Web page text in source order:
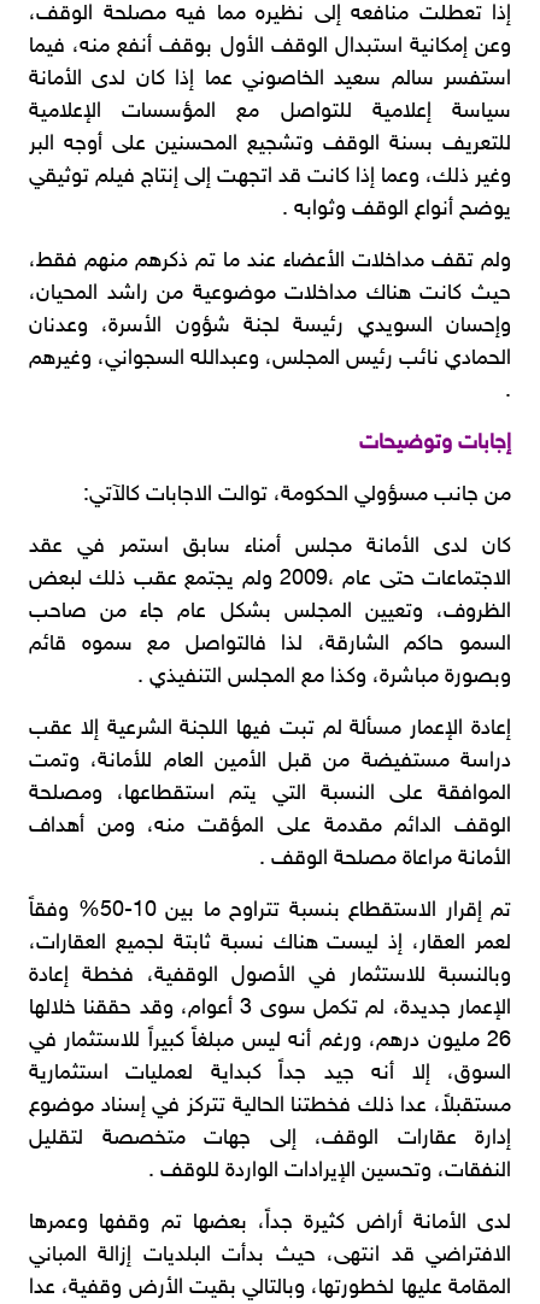
إذا تعطلت منافعه إلى نظيره مما فيه مصلحة الوقف،
وعن إمكانية استبدال الوقف الأول بوقف أنفع منه، فيما
استفسر سالم سعيد الخاصوني عما إذا كان لدى الأمانة
سياسة إعلامية للتواصل مع المؤسسات الإعلامية
للتعريف بسنة الوقف وتشجيع المحسنين على أوجه البر
وغير ذلك، وعما إذا كانت قد اتجهت إلى إنتاج فيلم توثيقي
يوضح أنواع الوقف وثوابه .
ولم تقف مداخلات الأعضاء عند ما تم ذكرهم منهم فقط،
حيث كانت هناك مداخلات موضوعية من راشد المحيان،
وإحسان السويدي رئيسة لجنة شؤون الأسرة، وعدنان
الحمادي نائب رئيس المجلس، وعبدالله السجواني، وغيرهم
.
إجابات وتوضيحات
من جانب مسؤولي الحكومة، توالت الاجابات كالآتي:
كان لدى الأمانة مجلس أمناء سابق استمر في عقد
الاجتماعات حتى عام ،2009 ولم يجتمع عقب ذلك لبعض
الظروف، وتعيين المجلس بشكل عام جاء من صاحب
السمو حاكم الشارقة، لذا فالتواصل مع سموه قائم
وبصورة مباشرة، وكذا مع المجلس التنفيذي .
إعادة الإعمار مسألة لم تبت فيها اللجنة الشرعية إلا عقب
دراسة مستفيضة من قبل الأمين العام للأمانة، وتمت
الموافقة على النسبة التي يتم استقطاعها، ومصلحة
الوقف الدائم مقدمة على المؤقت منه، ومن أهداف
الأمانة مراعاة مصلحة الوقف .
تم إقرار الاستقطاع بنسبة تتراوح ما بين 10-50% وفقاً
لعمر العقار، إذ ليست هناك نسبة ثابتة لجميع العقارات،
وبالنسبة للاستثمار في الأصول الوقفية، فخطة إعادة
الإعمار جديدة، لم تكمل سوى 3 أعوام، وقد حققنا خلالها
26 مليون درهم، ورغم أنه ليس مبلغاً كبيراً للاستثمار في
السوق، إلا أنه جيد جداً كبداية لعمليات استثمارية
مستقبلاً، عدا ذلك فخطتنا الحالية تتركز في إسناد موضوع
إدارة عقارات الوقف، إلى جهات متخصصة لتقليل
النفقات، وتحسين الإيرادات الواردة للوقف .
لدى الأمانة أراض كثيرة جداً، بعضها تم وقفها وعمرها
الافتراضي قد انتهى، حيث بدأت البلديات إزالة المباني
المقامة عليها لخطورتها، وبالتالي بقيت الأرض وقفية، عدا